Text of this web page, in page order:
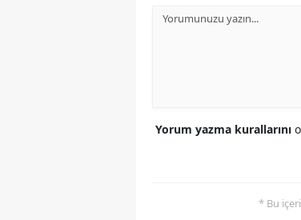
Yorum yazma kurallarını
* Bu